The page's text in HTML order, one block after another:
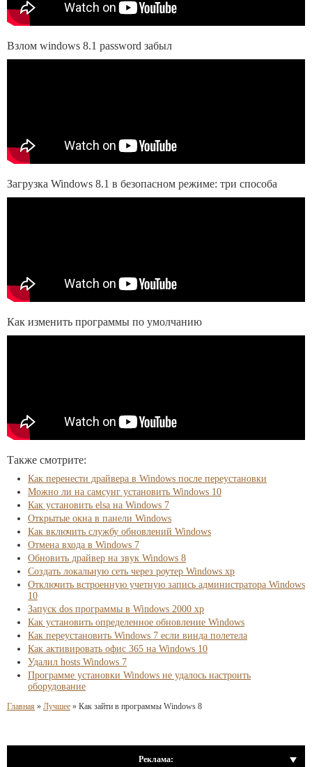
Взлом windows 8.1 password забыл
Загрузка Windows 8.1 в безопасном режиме: три способа
Как изменить программы по умолчанию
Также смотрите:
Как перенести драйвера в Windows после переустановки
Можно ли на самсунг установить Windows 10
Как установить elsa на Windows 7
Открытые окна в панели Windows
Как включить службу обновлений Windows
Отмена входа в Windows 7
Обновить драйвер на звук Windows 8
Создать локальную сеть через роутер Windows xp
Отключить встроенную учетную запись администратора Windows
10
Запуск dos программы в Windows 2000 xp
Как установить определенное обновление Windows
Как переустановить Windows 7 если винда полетела
Как активировать офис 365 на Windows 10
Удалил hosts Windows 7
Программе установки Windows не удалось настроить
оборудование
Главная » Лучшее » Как зайти в программы Windows 8
Реклама: